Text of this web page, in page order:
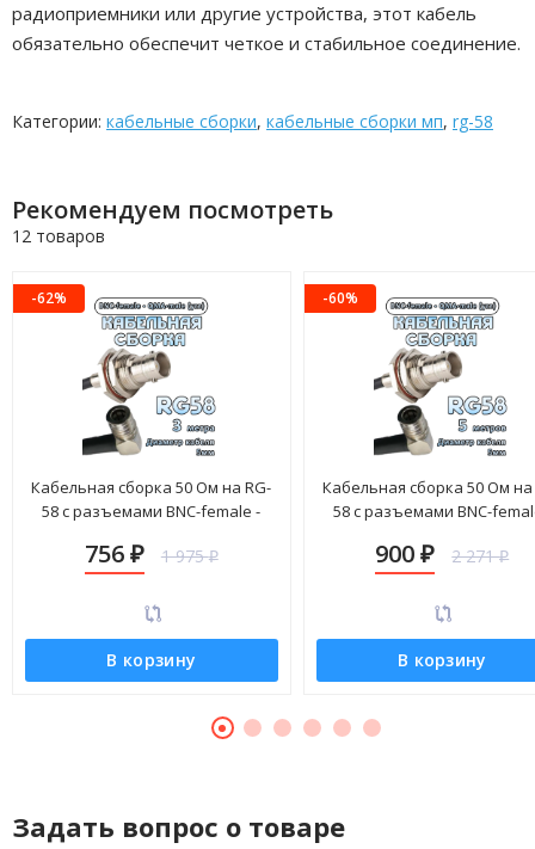
радиоприемники или другие устройства, этот кабель
обязательно обеспечит четкое и стабильное соединение.
Категории: кабельные сборки, кабельные сборки мп, rg-58
Рекомендуем посмотреть
12 товаров
-62%
Кабельная сборка 50 Ом на RG-
58 с разъемами BNC-female -
756 ₽ 1 975₽
В корзину
-60%
Кабельная сборка 50 Ом на
58 с разъемами BNC-
900₽ 2 271₽
В корзину
Задать вопрос о товаре